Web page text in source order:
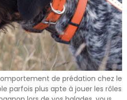
de prédation chez le
parfois plus apte à jouer les rôles